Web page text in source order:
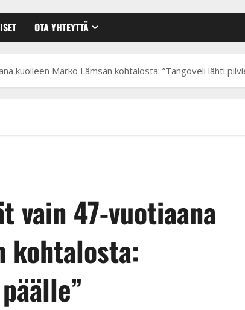
OTA YHTEYTTÄ
kuolleen Marko Lämsän kohtalosta: ”Tangoveli lähti
vain 47-vuotiaana
kohtalosta: